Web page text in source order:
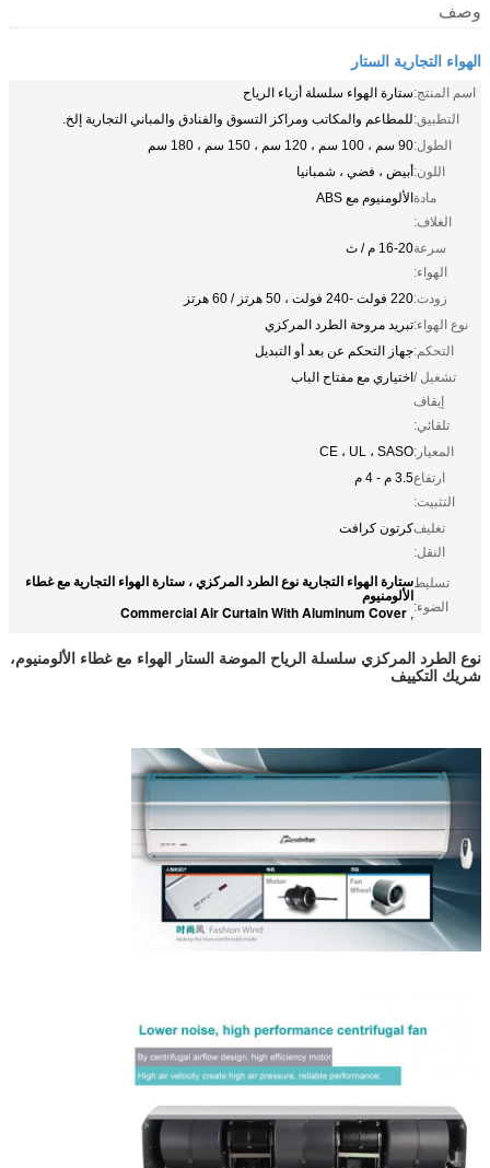
وصف
الهواء التجارية الستار
اسم المنتج:ستارة الهواء سلسلة أزياء الرياح
التطبيق:للمطاعم والمكاتب ومراكز التسوق والفنادق والمباني التجارية إلخ.
الطول:90 سم ، 100 سم ، 120 سم ، 150 سم ، 180 سم
اللون:أبيض ، فضي ، شمبانيا
مادة
الغلاف:
الألومنيوم مع ABS
سرعة
الهواء:
16-20 م / ث
زودت:220 فولت -240 فولت ، 50 هرتز / 60 هرتز
نوع الهواء:تبريد مروحة الطرد المركزي
التحكم:جهاز التحكم عن بعد أو التبديل
تشغيل /
إيقاف
تلقائي:
اختياري مع مفتاح الباب
المعيار:CE ، UL ، SASO
ارتفاع
التثبيت:
3.5 م - 4 م
تغليف
النقل:
كرتون كرافت
تسليط
الضوء:
ستارة الهواء التجارية نوع الطرد المركزي ، ستارة الهواء التجارية مع غطاء
الألومنيوم
,
Commercial Air Curtain With Aluminum Cover
نوع الطرد المركزي سلسلة الرياح الموضة الستار الهواء مع غطاء الألومنيوم،
شريك التكييف